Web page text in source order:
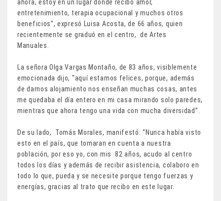
ahora, estoy en un lugar donde recibo amor,
entretenimiento, terapia ocupacional y muchos otros
beneficios”, expresó Luisa Acosta, de 66 años, quien
recientemente se graduó en el centro, de Artes
Manuales.
La señora Olga Vargas Montaño, de 83 años, visiblemente
emocionada dijo, “aquí estamos felices, porque, además
de darnos alojamiento nos enseñan muchas cosas, antes
me quedaba el día entero en mi casa mirando solo paredes,
mientras que ahora tengo una vida con mucha diversidad”.
De su lado, Tomás Morales, manifestó: “Nunca había visto
esto en el país, que tomaran en cuenta a nuestra
población, por eso yo, con mis 82 años, acudo al centro
todos los días y además de recibir asistencia, colaboro en
todo lo que, pueda y se necesite porque tengo fuerzas y
energías, gracias al trato que recibo en este lugar.